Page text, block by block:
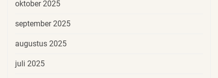
oktober 2025
september 2025
augustus 2025
juli 2025